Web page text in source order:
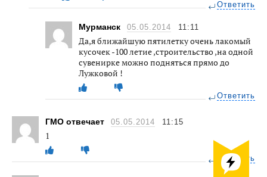
Ответить
Мурманск 05.05.2014 11:11
Да,я ближайшую пятилетку очень лакомый
кусочек -100 летие ,строительство ,на одной
сувенирке можно подняться прямо до
Лужковой !
Ответить
ГМО отвечает 05.05.2014 11:15
1
Ответить